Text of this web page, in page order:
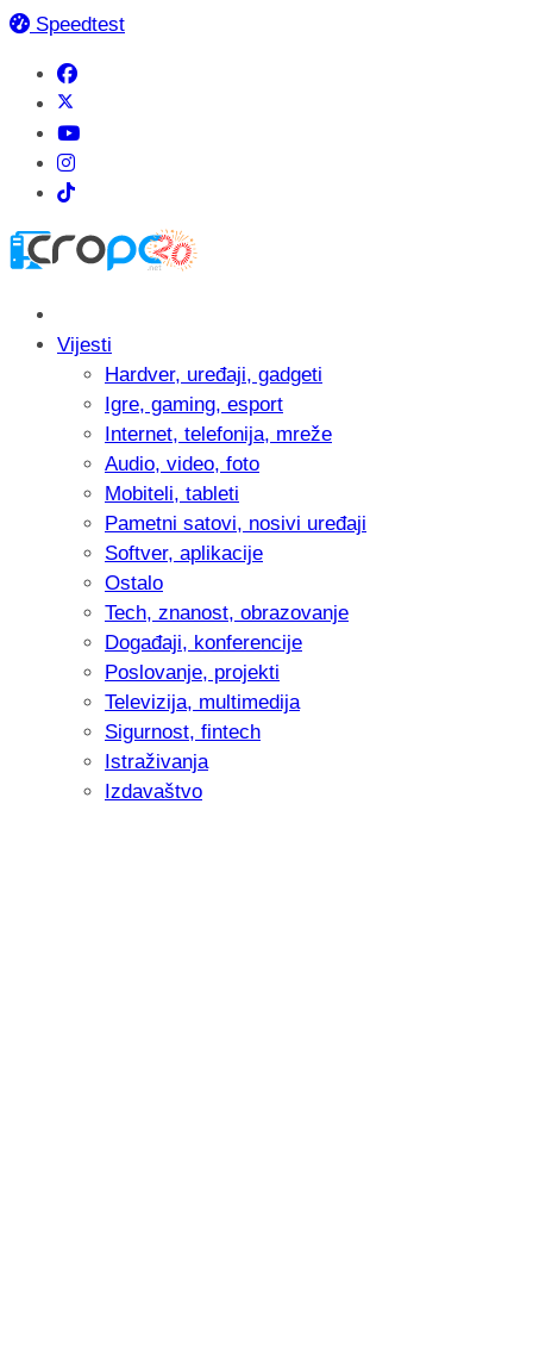
Speedtest
Vijesti
Hardver, uređaji, gadgeti
Igre, gaming, esport
Internet, telefonija, mreže
Audio, video, foto
Mobiteli, tableti
Pametni satovi, nosivi uređaji
Softver, aplikacije
Ostalo
Tech, znanost, obrazovanje
Događaji, konferencije
Poslovanje, projekti
Televizija, multimedija
Sigurnost, fintech
Istraživanja
Izdavaštvo